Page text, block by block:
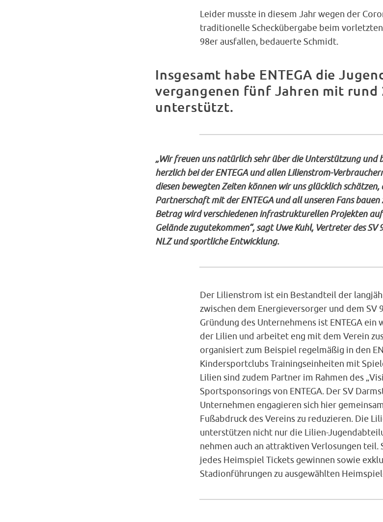
Leider musste in diesem Jahr wegen der
traditionelle Scheckübergabe beim
98er ausfallen, bedauerte Schmidt.
Insgesamt habe ENTEGA die
vergangenen fünf Jahren mit rund
unterstützt.
„Wir freuen uns natürlich sehr über die Unterstützung und
herzlich bei der ENTEGA und allen Lilienstrom-
diesen bewegten Zeiten können wir uns glücklich schätzen,
Partnerschaft mit der ENTEGA und all unseren Fans bauen
Betrag wird verschiedenen infrastrukturellen Projekten auf
Gelände zugutekommen“, sagt Uwe Kuhl, Vertreter des SV
NLZ und sportliche Entwicklung.
Der Lilienstrom ist ein Bestandteil der
zwischen dem Energieversorger und dem SV
Gründung des Unternehmens ist ENTEGA ein
der Lilien und arbeitet eng mit dem Verein
organisiert zum Beispiel regelmäßig in den
Kindersportclubs Trainingseinheiten mit
Lilien sind zudem Partner im Rahmen des
Sportsponsorings von ENTEGA. Der SV
Unternehmen engagieren sich hier
Fußabdruck des Vereins zu reduzieren. Die
unterstützen nicht nur die Lilien-
nehmen auch an attraktiven Verlosungen teil.
jedes Heimspiel Tickets gewinnen sowie
Stadionführungen zu ausgewählten